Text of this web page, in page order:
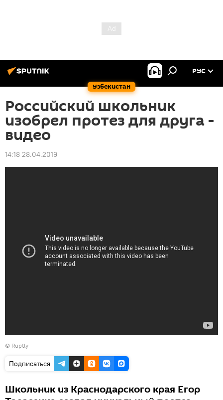
Узбекистан
РУС
Российский школьник
изобрел протез для друга -
видео
14:18 28.04.2019
© Ruptly
Подписаться
Школьник из Краснодарского края Егор